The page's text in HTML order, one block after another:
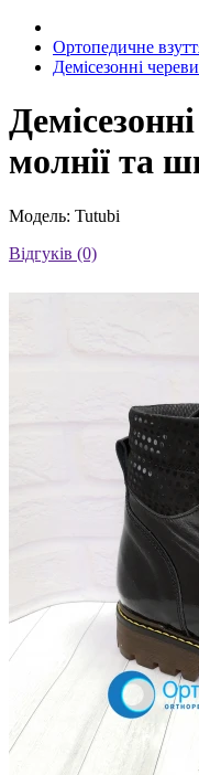
Ортопедичне
Демісезонні
молнії та
Модель: Tutubi
Відгуків (0)